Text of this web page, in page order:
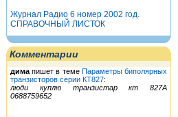
Журнал Радио 6 номер 2002 год.
СПРАВОЧНЫЙ ЛИСТОК
Комментарии
дима пишет в теме Параметры биполярных
транзисторов серии КТ827:
люди куплю транзистар кт 827А
0688759652